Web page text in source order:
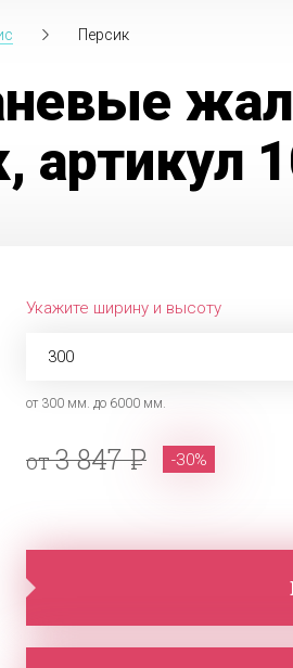
Персик
артикул
Укажите ширину и высоту
от 300 мм. до 6000 мм.
от3 847 -30%